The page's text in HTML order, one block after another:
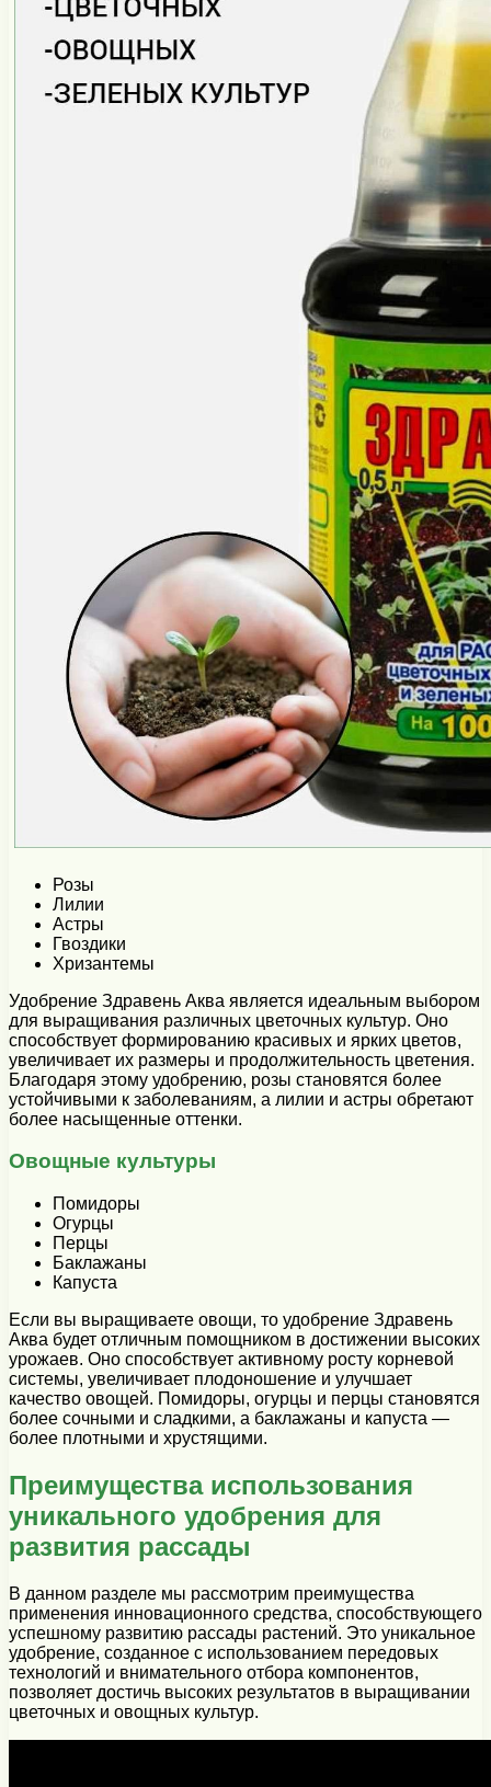
Розы
Лилии
Астры
Гвоздики
Хризантемы
Удобрение Здравень Аква является идеальным выбором
для выращивания различных цветочных культур. Оно
способствует формированию красивых и ярких цветов,
увеличивает их размеры и продолжительность цветения.
Благодаря этому удобрению, розы становятся более
устойчивыми к заболеваниям, а лилии и астры обретают
более насыщенные оттенки.
Овощные культуры
Помидоры
Огурцы
Перцы
Баклажаны
Капуста
Если вы выращиваете овощи, то удобрение Здравень
Аква будет отличным помощником в достижении высоких
урожаев. Оно способствует активному росту корневой
системы, увеличивает плодоношение и улучшает
качество овощей. Помидоры, огурцы и перцы становятся
более сочными и сладкими, а баклажаны и капуста —
более плотными и хрустящими.
Преимущества использования
уникального удобрения для
развития рассады
В данном разделе мы рассмотрим преимущества
применения инновационного средства, способствующего
успешному развитию рассады растений. Это уникальное
удобрение, созданное с использованием передовых
технологий и внимательного отбора компонентов,
позволяет достичь высоких результатов в выращивании
цветочных и овощных культур.